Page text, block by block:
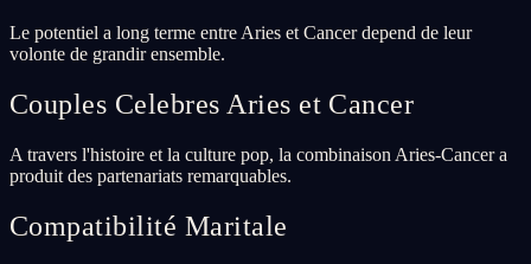
Le potentiel a long terme entre Aries et Cancer depend de leur
volonte de grandir ensemble.
Couples Celebres Aries et Cancer
A travers l'histoire et la culture pop, la combinaison Aries-Cancer a
produit des partenariats remarquables.
Compatibilité Maritale